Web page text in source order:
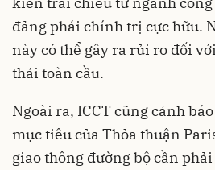
đảng phái chính trị cực hữu.
này có thể gây ra rủi ro đối
thải toàn cầu.
Ngoài ra, ICCT cũng cảnh
mục tiêu của Thỏa thuận
giao thông đường bộ cần